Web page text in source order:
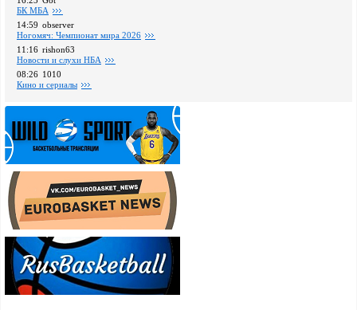
БК МБА
14:59 observer
Ногомяч: Чемпионат мира 2026
11:16 rishon63
Новости и слухи НБА
08:26 1010
Кино и сериалы